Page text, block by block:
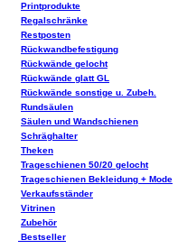
Printprodukte
Regalschränke
Restposten
Rückwandbefestigung
Rückwände gelocht
Rückwände glatt GL
Rückwände sonstige u. Zubeh.
Rundsäulen
Säulen und Wandschienen
Schräghalter
Theken
Trageschienen 50/20 gelocht
Trageschienen Bekleidung + Mode
Verkaufsständer
Vitrinen
Zubehör
Bestseller